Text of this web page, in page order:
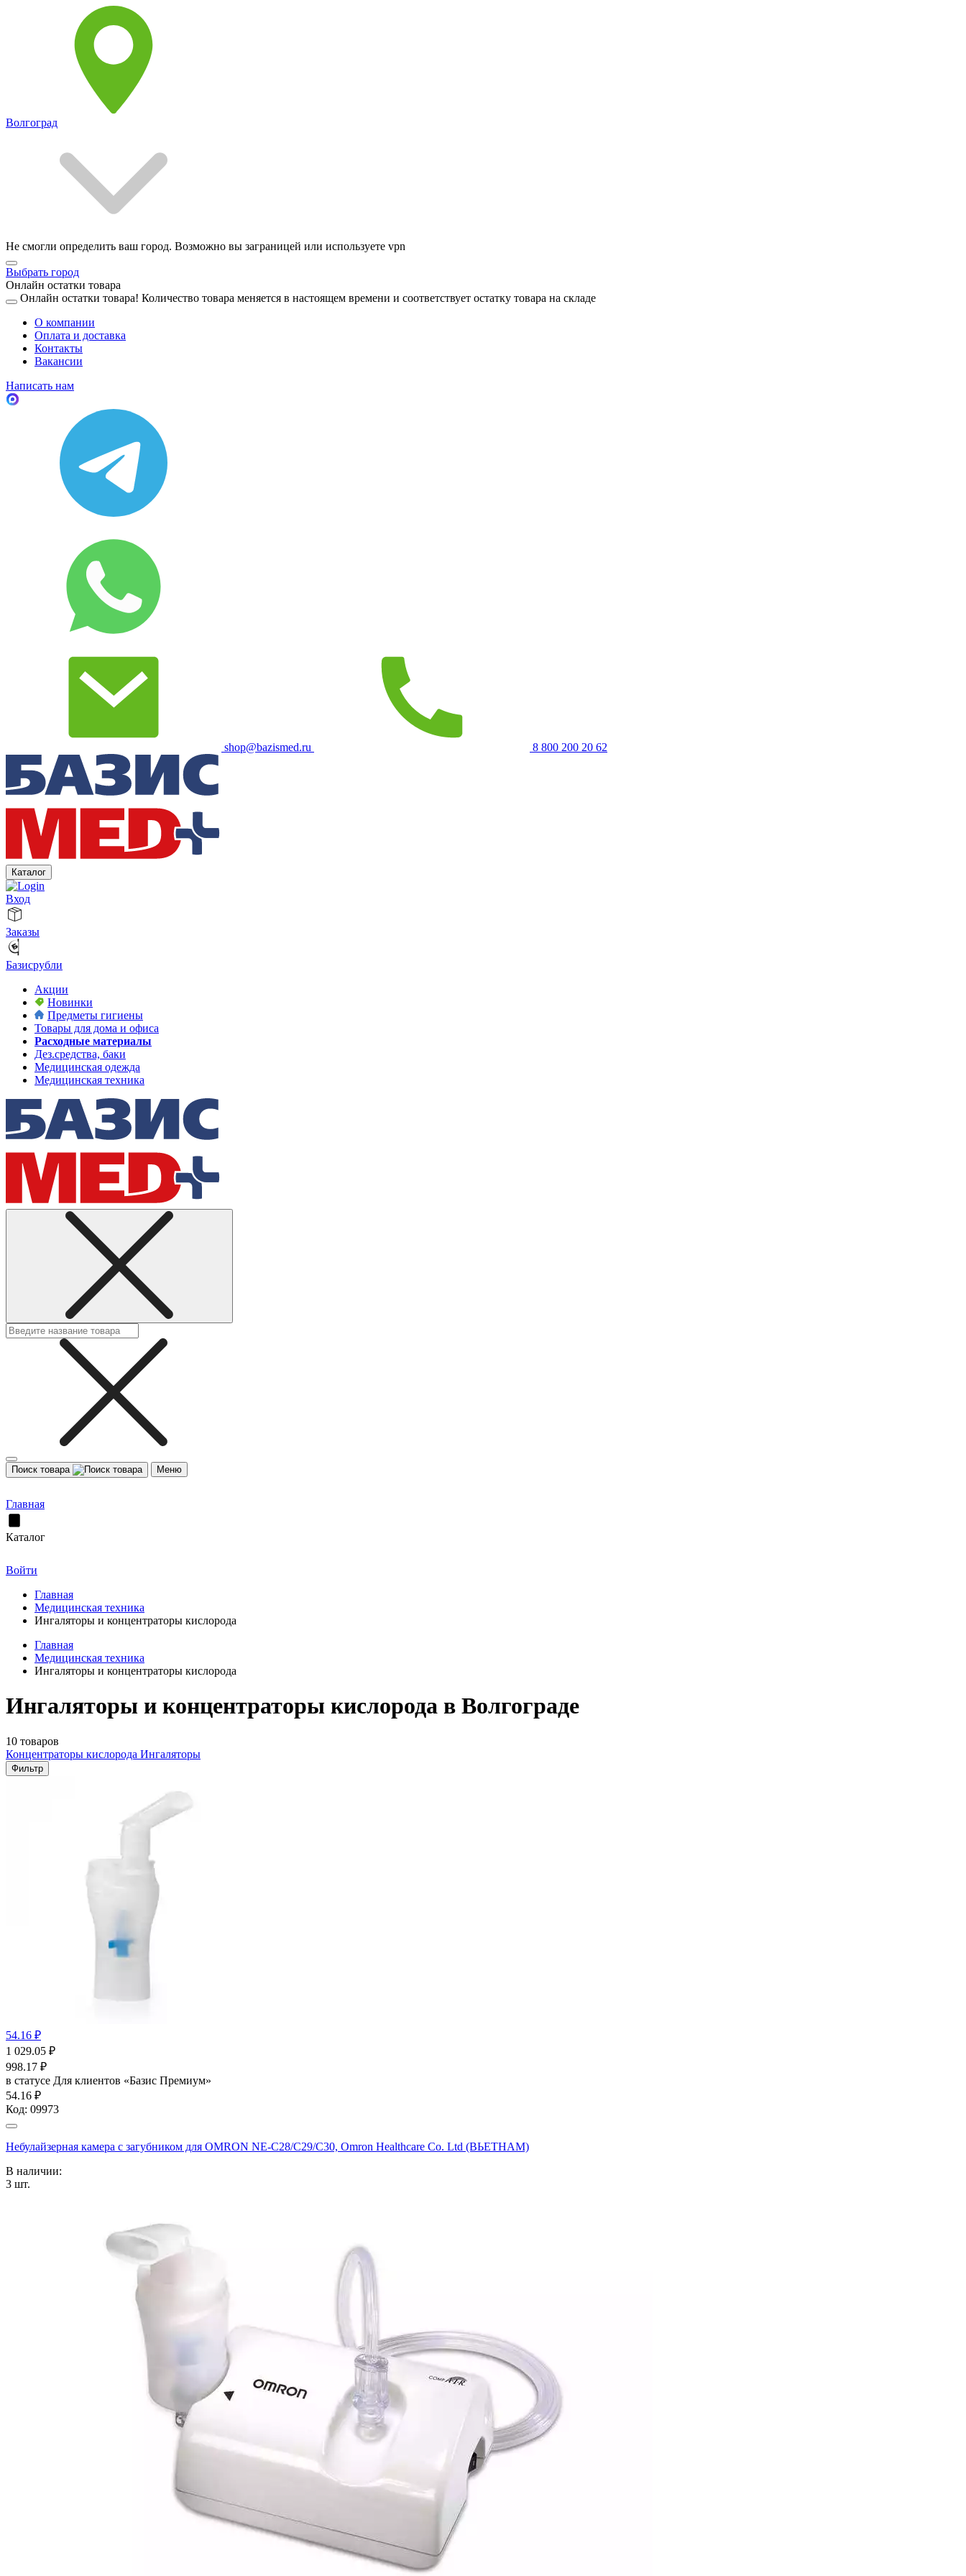
Волгоград
Не смогли определить ваш город. Возможно вы заграницей или используете vpn
Выбрать город
Онлайн остатки товара
Онлайн остатки товара! Количество товара меняется в настоящем времени и соответствует остатку товара на складе
О компании
Оплата и доставка
Контакты
Вакансии
Написать нам
shop@bazismed.ru 8 800 200 20 62
Каталог
Вход
Заказы
Базисрубли
Акции
Новинки
Предметы гигиены
Товары для дома и офиса
Расходные материалы
Дез.средства, баки
Медицинская одежда
Медицинская техника
Поиск товара Меню
Главная
Каталог
Войти
Главная
Медицинская техника
Ингаляторы и концентраторы кислорода
Главная
Медицинская техника
Ингаляторы и концентраторы кислорода
Ингаляторы и концентраторы кислорода в Волгограде
10 товаров
Концентраторы кислорода Ингаляторы
Фильтр
54.16 ₽
1 029.05 ₽
998.17 ₽
в статусе Для клиентов «Базис Премиум»
54.16 ₽
Код: 09973
Небулайзерная камера с загубником для OMRON NE-C28/С29/С30, Omron Healthcare Co. Ltd (ВЬЕТНАМ)
В наличии:
3 шт.